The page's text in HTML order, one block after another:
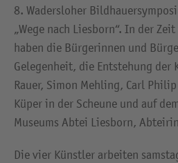
8. Wadersloher
„Wege nach Liesborn“. In der
haben die Bürgerinnen und
Gelegenheit, die Entstehung der
Rauer, Simon Mehling, Carl
Küper in der Scheune und auf
Museums Abtei Liesborn,
Die vier Künstler arbeiten